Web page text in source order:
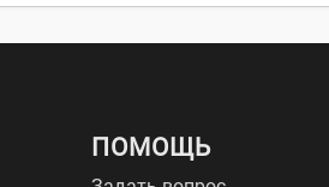
ПОМОЩЬ